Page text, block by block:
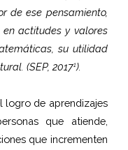
de ese pensamiento,
actitudes y valores
su utilidad
(SEP, 20171).
logro de aprendizajes
que atiende,
que incrementen